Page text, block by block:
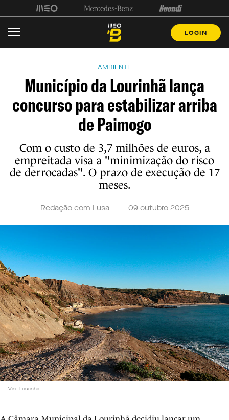
LOGIN
AMBIENTE
Município da Lourinhã lança
concurso para estabilizar arriba
de Paimogo
Com o custo de 3,7 milhões de euros, a
empreitada visa a "minimização do risco
de derrocadas". O prazo de execução de 17
meses.
Redação com Lusa 09 outubro 2025
Visit Lourinhã